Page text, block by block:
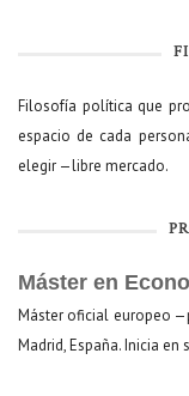
Filosofía política que
espacio de cada
elegir —libre mercado.
Máster en
Máster oficial europeo
Madrid, España. Inicia